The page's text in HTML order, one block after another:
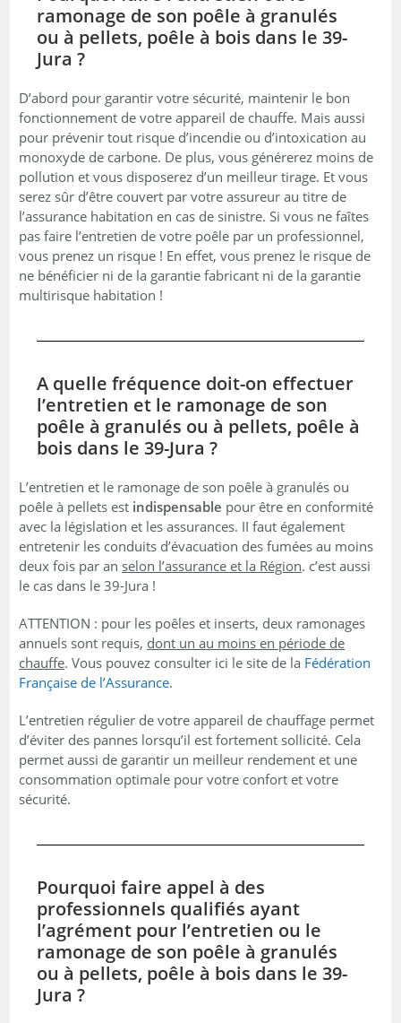
ramonage de son poêle à granulés
ou à pellets, poêle à bois dans le 39-
Jura ?
D’abord pour garantir votre sécurité, maintenir le bon
fonctionnement de votre appareil de chauffe. Mais aussi
pour prévenir tout risque d’incendie ou d’intoxication au
monoxyde de carbone. De plus, vous générerez moins de
pollution et vous disposerez d’un meilleur tirage. Et vous
serez sûr d’être couvert par votre assureur au titre de
l’assurance habitation en cas de sinistre. Si vous ne faîtes
pas faire l’entretien de votre poêle par un professionnel,
vous prenez un risque ! En effet, vous prenez le risque de
ne bénéficier ni de la garantie fabricant ni de la garantie
multirisque habitation !
A quelle fréquence doit-on effectuer
l’entretien et le ramonage de son
poêle à granulés ou à pellets, poêle à
bois dans le 39-Jura ?
L’entretien et le ramonage de son poêle à granulés ou
poêle à pellets est indispensable pour être en conformité
avec la législation et les assurances. II faut également
entretenir les conduits d’évacuation des fumées au moins
deux fois par an selon l’assurance et la Région. c’est aussi
le cas dans le 39-Jura !
ATTENTION : pour les poêles et inserts, deux ramonages
annuels sont requis, dont un au moins en période de
chauffe. Vous pouvez consulter ici le site de la Fédération
Française de l’Assurance.
L’entretien régulier de votre appareil de chauffage permet
d’éviter des pannes lorsqu’il est fortement sollicité. Cela
permet aussi de garantir un meilleur rendement et une
consommation optimale pour votre confort et votre
sécurité.
Pourquoi faire appel à des
professionnels qualifiés ayant
l’agrément pour l’entretien ou le
ramonage de son poêle à granulés
ou à pellets, poêle à bois dans le 39-
Jura ?